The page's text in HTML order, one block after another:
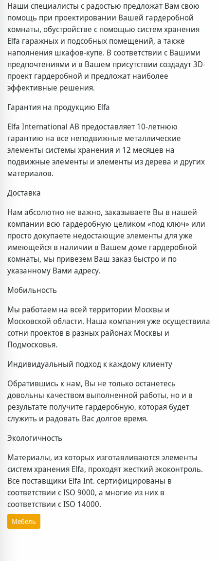
Наши специалисты с радостью предложат Вам свою
помощь при проектировании Вашей гардеробной
комнаты, обустройстве с помощью систем хранения
Elfa гаражных и подсобных помещений, а также
наполнения шкафов-купе. В соответствии с Вашими
предпочтениями и в Вашем присутствии создадут 3D-
проект гардеробной и предложат наиболее
эффективные решения.
Гарантия на продукцию Elfa
Elfa International AB предоставляет 10-летнюю
гарантию на все неподвижные металлические
элементы системы хранения и 12 месяцев на
подвижные элементы и элементы из дерева и других
материалов.
Доставка
Нам абсолютно не важно, заказываете Вы в нашей
компании всю гардеробную целиком «под ключ» или
просто докупаете недостающие элементы для уже
имеющейся в наличии в Вашем доме гардеробной
комнаты, мы привезем Ваш заказ быстро и по
указанному Вами адресу.
Мобильность
Мы работаем на всей территории Москвы и
Московской области. Наша компания уже осуществила
сотни проектов в разных районах Москвы и
Подмосковья.
Индивидуальный подход к каждому клиенту
Обратившись к нам, Вы не только останетесь
довольны качеством выполненной работы, но и в
результате получите гардеробную, которая будет
служить и радовать Вас долгое время.
Экологичность
Материалы, из которых изготавливаются элементы
систем хранения Elfa, проходят жесткий экоконтроль.
Все поставщики Elfa Int. сертифицированы в
соответствии с ISO 9000, а многие из них в
соответствии с ISO 14000.
Мебель